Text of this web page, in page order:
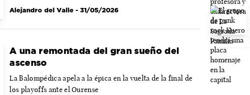
Alejandro del Valle - 31/05/2026
A una remontada del gran sueño del
ascenso
La Balompédica apela a la épica en la vuelta de la final de
los playoffs ante el Ourense